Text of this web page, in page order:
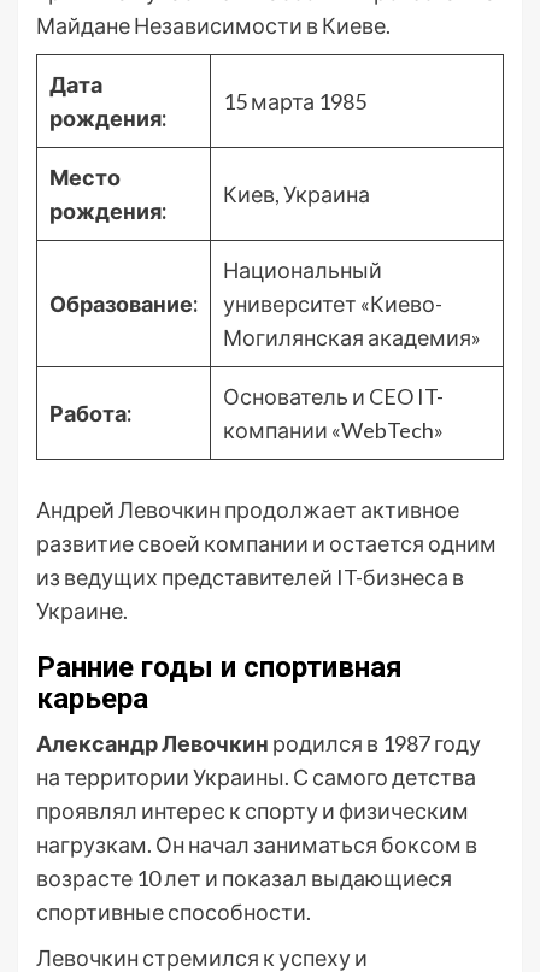
Майдане Независимости в Киеве.
Дата
рождения:
15 марта 1985
Место
рождения:
Киев, Украина
Образование:
Национальный
университет «Киево-
Могилянская академия»
Работа:
Основатель и CEO IT-
компании «WebTech»
Андрей Левочкин продолжает активное
развитие своей компании и остается одним
из ведущих представителей IT-бизнеса в
Украине.
Ранние годы и спортивная
карьера
Александр Левочкин родился в 1987 году
на территории Украины. С самого детства
проявлял интерес к спорту и физическим
нагрузкам. Он начал заниматься боксом в
возрасте 10 лет и показал выдающиеся
спортивные способности.
Левочкин стремился к успеху и